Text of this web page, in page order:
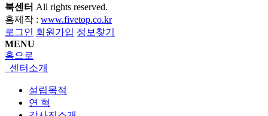
북센터 All rights reserved.
홈제작 : www.fivetop.co.kr
로그인 회원가입 정보찾기
MENU
홈으로
센터소개
설립목적
연 혁